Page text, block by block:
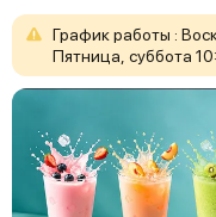
Графикработы :
Пятница, суббота
васс20:00до23:30